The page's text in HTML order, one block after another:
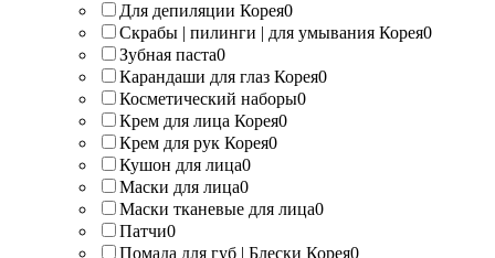
Для депиляции Корея0
Скрабы | пилинги | для умывания Корея0
Зубная паста0
Карандаши для глаз Корея0
Косметический наборы0
Крем для лица Корея0
Крем для рук Корея0
Кушон для лица0
Маски для лица0
Маски тканевые для лица0
Патчи0
Помада для губ | Блески Корея0